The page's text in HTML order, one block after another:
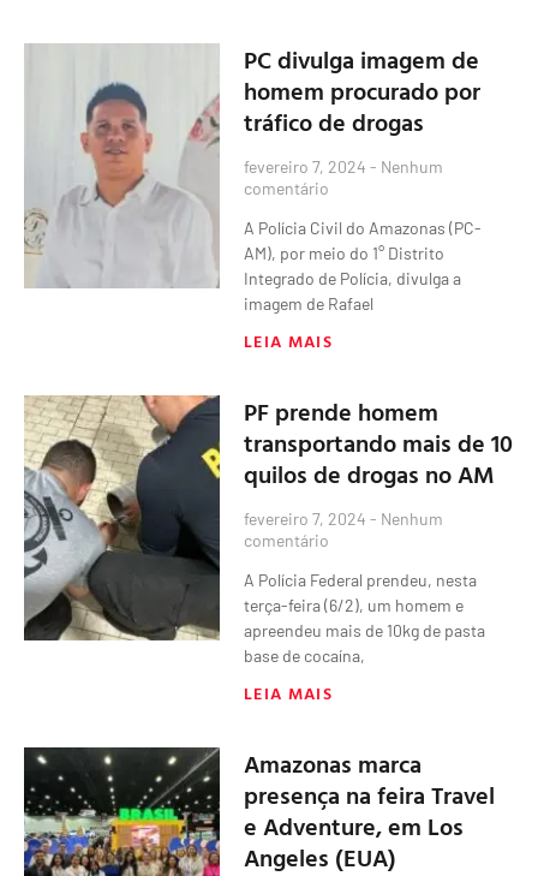
PC divulga imagem de
homem procurado por
tráfico de drogas
fevereiro 7, 2024 Nenhum
comentário
A Polícia Civil do Amazonas (PC-
AM), por meio do 1° Distrito
Integrado de Polícia, divulga a
imagem de Rafael
LEIA MAIS
PF prende homem
transportando mais de 10
quilos de drogas no AM
fevereiro 7, 2024 Nenhum
comentário
A Polícia Federal prendeu, nesta
terça-feira (6/2), um homem e
apreendeu mais de 10kg de pasta
base de cocaína,
LEIA MAIS
Amazonas marca
presença na feira Travel
e Adventure, em Los
Angeles (EUA)